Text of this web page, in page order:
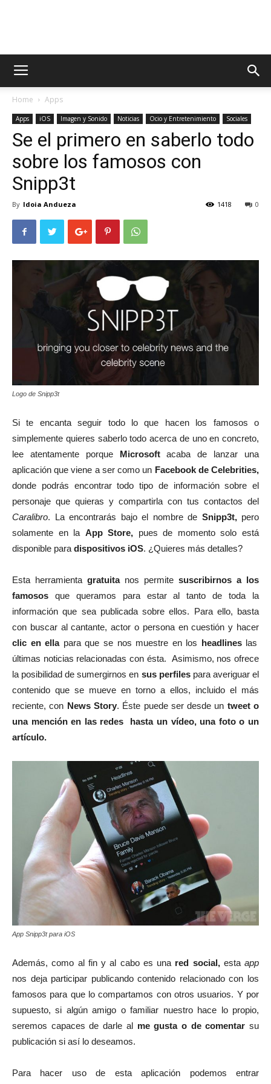
AppsTonic
Home Apps
Apps iOS Imagen y Sonido Noticias Ocio y Entretenimiento Sociales
Se el primero en saberlo todo
sobre los famosos con
Snipp3t
By Idoia Andueza 0
1418
Logo de Snipp3t
Si te encanta seguir todo lo que hacen los famosos o
simplemente quieres saberlo todo acerca de uno en concreto,
lee atentamente porque Microsoftacaba de lanzar una
aplicación que viene a ser como un Facebook de Celebrities,
donde podrás encontrar todo tipo de información sobre el
personaje que quieras y compartirla con tus contactos del
Caralibro. La encontrarás bajo el nombre de Snipp3t,pero
solamente en la App Store, pues de momento solo está
disponible para dispositivos iOS. ¿Quieres más detalles?
Esta herramienta gratuitanos permite suscribirnos a los
famosos que queramos para estar al tanto de toda la
información que sea publicada sobre ellos. Para ello, basta
con buscar al cantante, actor o persona en cuestión y hacer
clic en ellapara que se nos muestre en los headlineslas
últimas noticias relacionadas con ésta. Asimismo, nos ofrece
la posibilidad de sumergirnos en sus perfilespara averiguar el
contenido que se mueve en torno a ellos, incluido el más
reciente, con News Story. Éste puede ser desde un tweet o
una mención en las redes hasta un vídeo, una foto o un
artículo.
App Snipp3t para iOS
Además, como al fin y al cabo es una red social,esta app
nos deja participar publicando contenido relacionado con los
famosos para que lo compartamos con otros usuarios. Y por
supuesto, si algún amigo o familiar nuestro hace lo propio,
seremos capaces de darle al me gusta o de comentar su
publicación si así lo deseamos.
Para hacer uso de esta aplicación podemos entrar